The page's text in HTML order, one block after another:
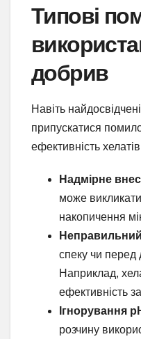
Типові
добрив
Навіть
припускатися
ефективність
Надмірне
може
накопичення
спеку чи
Наприклад,
ефективність
Ігнорування
розчину